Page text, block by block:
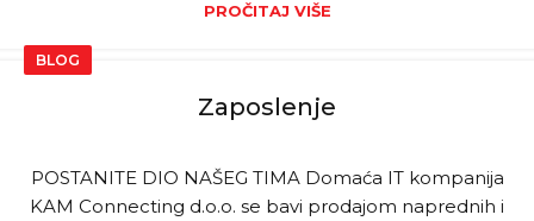
PROČITAJ VIŠE
BLOG
Zaposlenje
POSTANITE DIO NAŠEG TIMA Domaća IT kompanija
KAM Connecting d.o.o. se bavi prodajom naprednih i